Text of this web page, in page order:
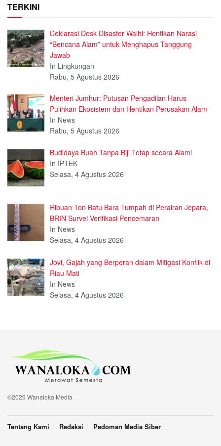
TERKINI
Deklarasi Desk Disaster Walhi: Hentikan Narasi
“Bencana Alam” untuk Menghapus Tanggung
Jawab
In Lingkungan
Rabu, 5 Agustus 2026
Menteri Jumhur: Putusan Pengadilan Harus
Pulihkan Ekosistem dan Hentikan Perusakan Alam
In News
Rabu, 5 Agustus 2026
Budidaya Buah Tanpa Biji Tetap secara Alami
In IPTEK
Selasa, 4 Agustus 2026
Ribuan Ton Batu Bara Tumpah di Perairan Jepara,
BRIN Survei Verifikasi Pencemaran
In News
Selasa, 4 Agustus 2026
Jovi, Gajah yang Berperan dalam Mitigasi Konflik di
Riau Mati
In News
Selasa, 4 Agustus 2026
©2026 Wanaloka Media
Tentang Kami Redaksi Pedoman Media Siber